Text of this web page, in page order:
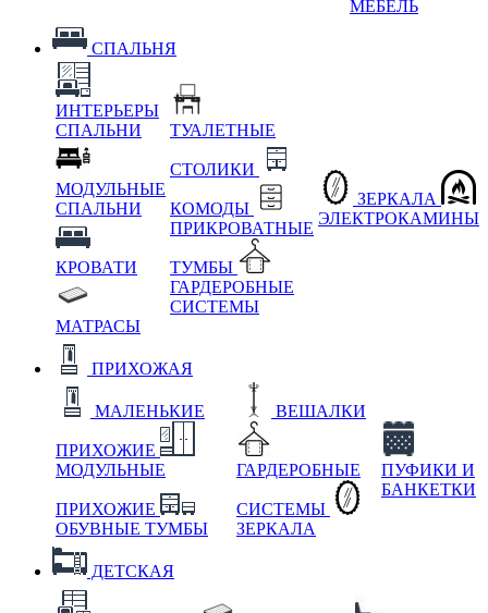
МЕБЕЛЬ
СПАЛЬНЯ
ИНТЕРЬЕРЫ
СПАЛЬНИ
МОДУЛЬНЫЕ
СПАЛЬНИ
КРОВАТИ
МАТРАСЫ
ТУАЛЕТНЫЕ
СТОЛИКИ
КОМОДЫ
ПРИКРОВАТНЫЕ
ТУМБЫ
ГАРДЕРОБНЫЕ
СИСТЕМЫ
ЗЕРКАЛА
ЭЛЕКТРОКАМИНЫ
ПРИХОЖАЯ
МАЛЕНЬКИЕ
ПРИХОЖИЕ
МОДУЛЬНЫЕ
ПРИХОЖИЕ
ОБУВНЫЕ ТУМБЫ
ВЕШАЛКИ
ГАРДЕРОБНЫЕ
СИСТЕМЫ
ЗЕРКАЛА
ПУФИКИ И
БАНКЕТКИ
ДЕТСКАЯ